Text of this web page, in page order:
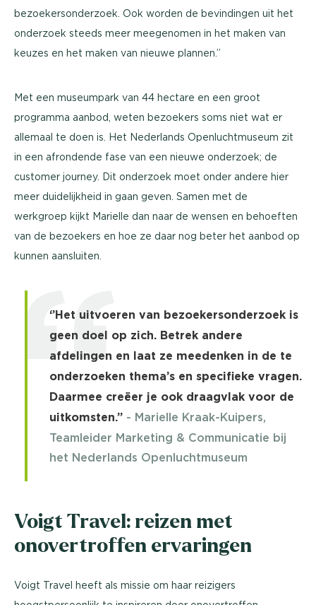
bezoekersonderzoek. Ook worden de bevindingen uit het
onderzoek steeds meer meegenomen in het maken van
keuzes en het maken van nieuwe plannen.’’
Met een museumpark van 44 hectare en een groot
programma aanbod, weten bezoekers soms niet wat er
allemaal te doen is. Het Nederlands Openluchtmuseum zit
in een afrondende fase van een nieuwe onderzoek; de
customer journey. Dit onderzoek moet onder andere hier
meer duidelijkheid in gaan geven. Samen met de
werkgroep kijkt Marielle dan naar de wensen en behoeften
van de bezoekers en hoe ze daar nog beter het aanbod op
kunnen aansluiten.
‘’Het uitvoeren van bezoekersonderzoek is
geen doel op zich. Betrek andere
afdelingen en laat ze meedenken in de te
onderzoeken thema’s en specifieke vragen.
Daarmee creëer je ook draagvlak voor de
uitkomsten.’’ - Marielle Kraak-Kuipers,
Teamleider Marketing & Communicatie bij
het Nederlands Openluchtmuseum
Voigt Travel: reizen met
onovertroffen ervaringen
Voigt Travel heeft als missie om haar reizigers